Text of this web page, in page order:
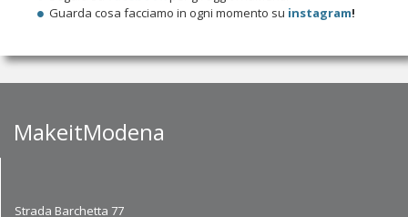
Guarda cosa facciamo in ogni momento su instagram!
MakeitModena
Strada Barchetta 77